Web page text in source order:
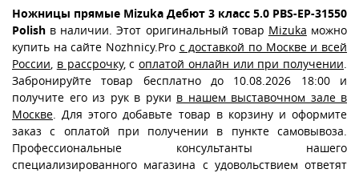
Ножницы прямые Mizuka Дебют 3 класс 5.0 PBS-EP-31550
Polish в наличии. Этот оригинальный товар Mizuka можно
купить на сайте Nozhnicy.Pro с доставкой по Москве и всей
России в рассрочку, с оплатой онлайн или при получении
Забронируйте товар бесплатно до 10.08.2026 18:00 и
получите его из рук в руки в нашем выставочном зале в
Москве . Для этого добавьте товар в корзину и оформите
заказ с оплатой при получении в пункте самовывоза.
Профессиональные консультанты нашего
специализированного магазина с удовольствием ответят